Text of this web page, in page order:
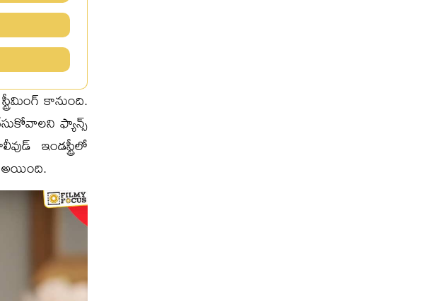
కానుంది.
ఫ్యాన్స్
ఇండస్ట్రీలో
అయింది.